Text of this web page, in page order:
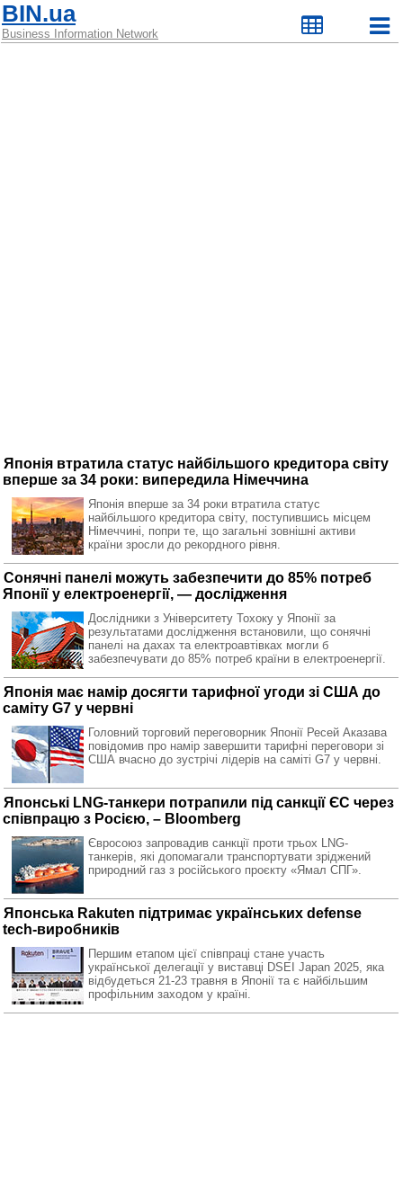
BIN.ua
Business Information Network
Японія втратила статус найбільшого кредитора світу
вперше за 34 роки: випередила Німеччина
Японія вперше за 34 роки втратила статус
найбільшого кредитора світу, поступившись місцем
Німеччині, попри те, що загальні зовнішні активи
країни зросли до рекордного рівня.
Сонячні панелі можуть забезпечити до 85% потреб
Японії у електроенергії, — дослідження
Дослідники з Університету Тохоку у Японії за
результатами дослідження встановили, що сонячні
панелі на дахах та електроавтівках могли б
забезпечувати до 85% потреб країни в електроенергії.
Японія має намір досягти тарифної угоди зі США до
саміту G7 у червні
Головний торговий переговорник Японії Ресей Аказава
повідомив про намір завершити тарифні переговори зі
США вчасно до зустрічі лідерів на саміті G7 у червні.
Японські LNG-танкери потрапили під санкції ЄС через
співпрацю з Росією, – Bloomberg
Євросоюз запровадив санкції проти трьох LNG-
танкерів, які допомагали транспортувати зріджений
природний газ з російського проєкту «Ямал СПГ».
Японська Rakuten підтримає українських defense
tech-виробників
Першим етапом цієї співпраці стане участь
української делегації у виставці DSEI Japan 2025, яка
відбудеться 21-23 травня в Японії та є найбільшим
профільним заходом у країні.